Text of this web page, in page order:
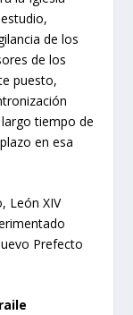
de los
de los
puesto,
tiempo de
en esa
León XIV
Prefecto